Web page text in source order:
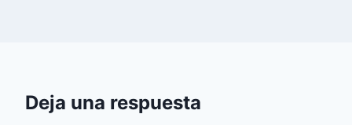
Deja una respuesta